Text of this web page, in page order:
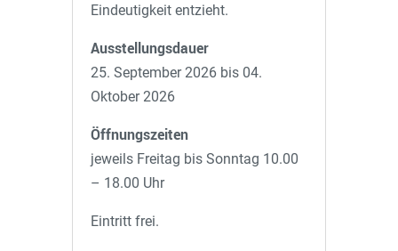
Eindeutigkeit entzieht.
Ausstellungsdauer
25. September 2026 bis 04.
Oktober 2026
Öffnungszeiten
jeweils Freitag bis Sonntag 10.00
– 18.00 Uhr
Eintritt frei.